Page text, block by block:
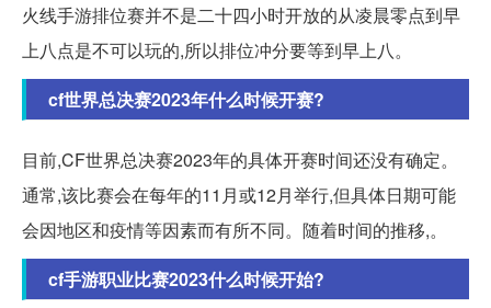
火线手游排位赛并不是二十四小时开放的从凌晨零点到早
上八点是不可以玩的,所以排位冲分要等到早上八。
cf世界总决赛2023年什么时候开赛?
目前,CF世界总决赛2023年的具体开赛时间还没有确定。
通常,该比赛会在每年的11月或12月举行,但具体日期可能
会因地区和疫情等因素而有所不同。随着时间的推移,。
cf手游职业比赛2023什么时候开始?